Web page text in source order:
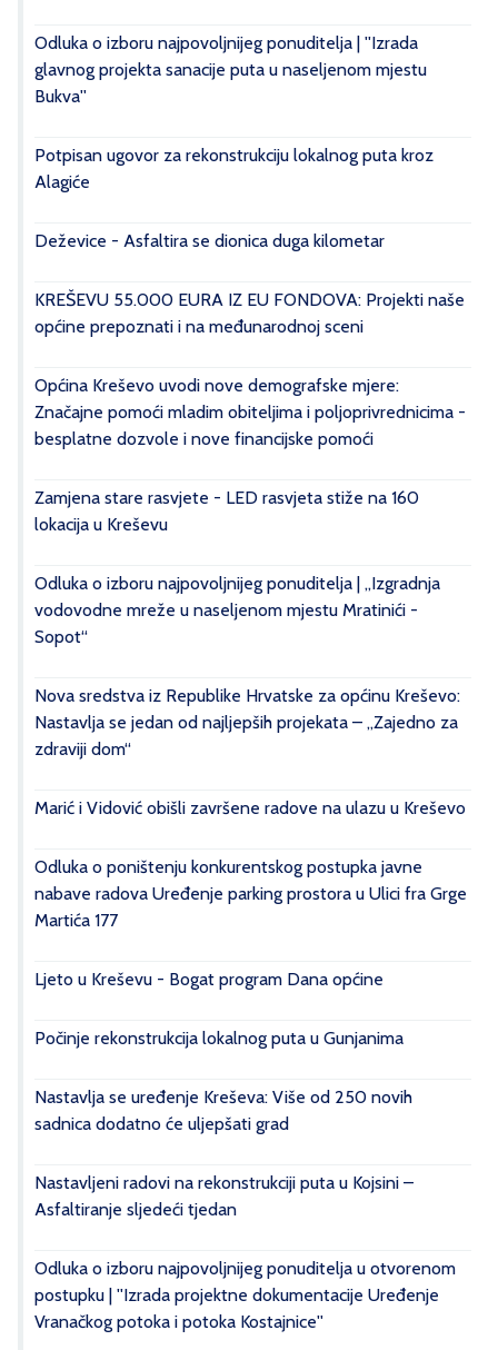
Odluka o izboru najpovoljnijeg ponuditelja | ''Izrada
glavnog projekta sanacije puta u naseljenom mjestu
Bukva''
Potpisan ugovor za rekonstrukciju lokalnog puta kroz
Alagiće
Deževice - Asfaltira se dionica duga kilometar
KREŠEVU 55.000 EURA IZ EU FONDOVA: Projekti naše
općine prepoznati i na međunarodnoj sceni
Općina Kreševo uvodi nove demografske mjere:
Značajne pomoći mladim obiteljima i poljoprivrednicima -
besplatne dozvole i nove financijske pomoći
Zamjena stare rasvjete - LED rasvjeta stiže na 160
lokacija u Kreševu
Odluka o izboru najpovoljnijeg ponuditelja | „Izgradnja
vodovodne mreže u naseljenom mjestu Mratinići -
Sopot“
Nova sredstva iz Republike Hrvatske za općinu Kreševo:
Nastavlja se jedan od najljepših projekata – „Zajedno za
zdraviji dom“
Marić i Vidović obišli završene radove na ulazu u Kreševo
Odluka o poništenju konkurentskog postupka javne
nabave radova Uređenje parking prostora u Ulici fra Grge
Martića 177
Ljeto u Kreševu - Bogat program Dana općine
Počinje rekonstrukcija lokalnog puta u Gunjanima
Nastavlja se uređenje Kreševa: Više od 250 novih
sadnica dodatno će uljepšati grad
Nastavljeni radovi na rekonstrukciji puta u Kojsini –
Asfaltiranje sljedeći tjedan
Odluka o izboru najpovoljnijeg ponuditelja u otvorenom
postupku | ''Izrada projektne dokumentacije Uređenje
Vranačkog potoka i potoka Kostajnice''